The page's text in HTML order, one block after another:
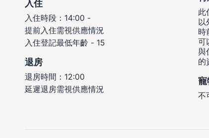
入住
入住時段：14:00 -
提前入住需視供應情況
入住登記最低年齡 - 15
退房
退房時間：12:00
延遲退房需視供應情況
此
以
時
可
與
的
寵
不